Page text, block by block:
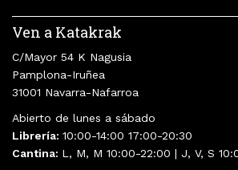
Ven a Katakrak
C/Mayor 54 K Nagusia
Pamplona-Iruñea
31001 Navarra-Nafarroa
Abierto de lunes a sábado
Librería: 10:00-14:00 17:00-20:30
Cantina: L, M, M 10:00-22:00 | J, V, S